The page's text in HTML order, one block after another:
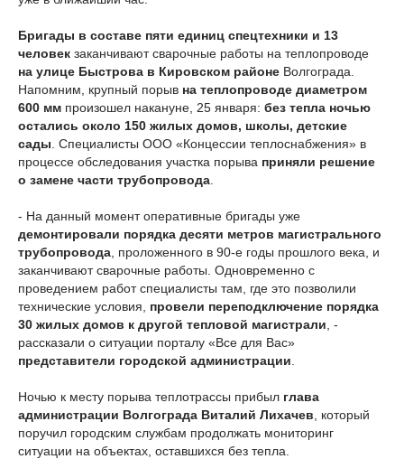
Бригады в составе пяти единиц спецтехники и 13
человек заканчивают сварочные работы на теплопроводе
на улице Быстрова в Кировском районе Волгограда.
Напомним, крупный порыв на теплопроводе диаметром
600 мм произошел накануне, 25 января: без тепла ночью
остались около 150 жилых домов, школы, детские
сады . Специалисты ООО «Концессии теплоснабжения» в
процессе обследования участка порыва приняли решение
о замене части трубопровода
- На данный момент оперативные бригады уже
демонтировали порядка десяти метров магистрального
трубопровода , проложенного в 90-е годы прошлого века, и
заканчивают сварочные работы. Одновременно с
проведением работ специалисты там, где это позволили
технические условия, провели переподключение порядка
30 жилых домов к другой тепловой магистрали , -
рассказали о ситуации порталу «Все для Вас»
представители городской администрации
Ночью к месту порыва теплотрассы прибыл глава
администрации Волгограда Виталий Лихачев , который
поручил городским службам продолжать мониторинг
ситуации на объектах, оставшихся без тепла.